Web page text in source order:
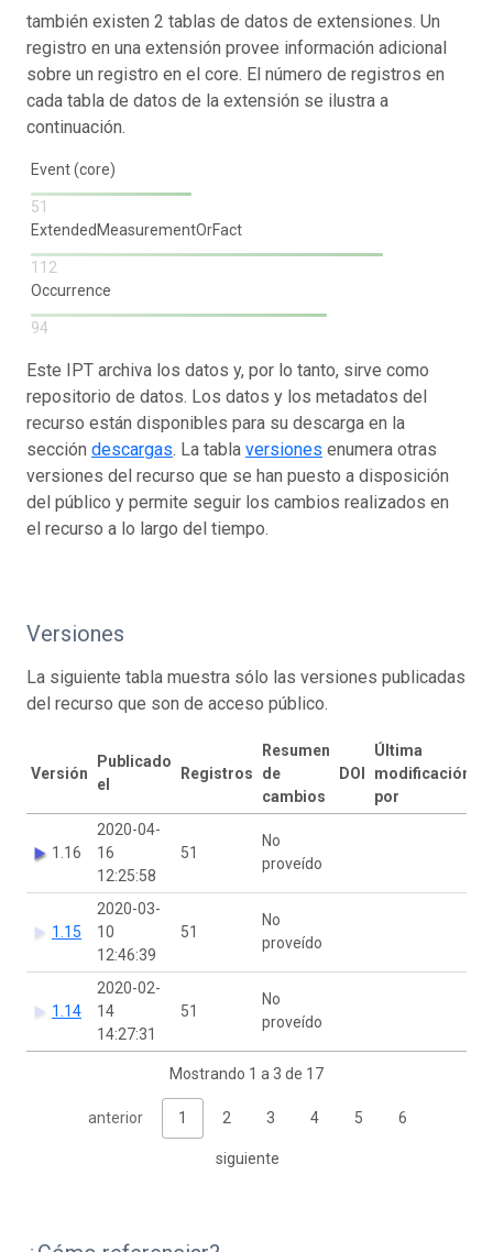
también existen 2 tablas de datos de extensiones. Un
registro en una extensión provee información adicional
sobre un registro en el core. El número de registros en
cada tabla de datos de la extensión se ilustra a
continuación.
Event (core)
51
ExtendedMeasurementOrFact
112
Occurrence
94
Este IPT archiva los datos y, por lo tanto, sirve como
repositorio de datos. Los datos y los metadatos del
recurso están disponibles para su descarga en la
sección descargas. La tabla versiones enumera otras
versiones del recurso que se han puesto a disposición
del público y permite seguir los cambios realizados en
el recurso a lo largo del tiempo.
Versiones
La siguiente tabla muestra sólo las versiones publicadas
del recurso que son de acceso público.
Versión
Publicado
el
Registros
Resumen
de
cambios
DOI
Última
modificación
por
1.16
2020-04-
16
12:25:58
51
No
proveído
1.15
2020-03-
10
12:46:39
51
No
proveído
1.14
2020-02-
14
14:27:31
51
No
proveído
Mostrando 1 a 3 de 17
anterior 1 2 3 4 5 6
siguiente